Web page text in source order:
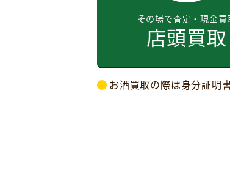
その場で査定・現金買
店頭買取
お酒買取の際は身分証明